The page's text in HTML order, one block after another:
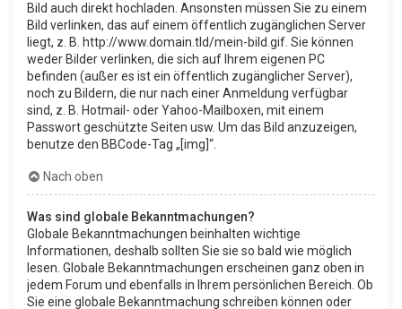
Bild auch direkt hochladen. Ansonsten müssen Sie zu einem
Bild verlinken, das auf einem öffentlich zugänglichen Server
liegt, z. B. http://www.domain.tld/mein-bild.gif. Sie können
weder Bilder verlinken, die sich auf Ihrem eigenen PC
befinden (außer es ist ein öffentlich zugänglicher Server),
noch zu Bildern, die nur nach einer Anmeldung verfügbar
sind, z. B. Hotmail- oder Yahoo-Mailboxen, mit einem
Passwort geschützte Seiten usw. Um das Bild anzuzeigen,
benutze den BBCode-Tag „[img]“.
Nach oben
Was sind globale Bekanntmachungen?
Globale Bekanntmachungen beinhalten wichtige
Informationen, deshalb sollten Sie sie so bald wie möglich
lesen. Globale Bekanntmachungen erscheinen ganz oben in
jedem Forum und ebenfalls in Ihrem persönlichen Bereich. Ob
Sie eine globale Bekanntmachung schreiben können oder